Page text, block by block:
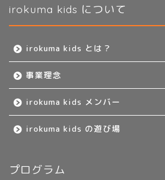
irokuma kids について
irokuma kids とは？
事業理念
irokuma kids メンバー
irokuma kids の遊び場
プログラム